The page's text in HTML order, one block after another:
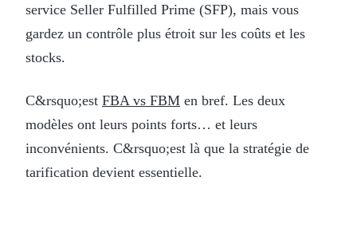
service Seller Fulfilled Prime (SFP), mais vous
gardez un contrôle plus étroit sur les coûts et les
stocks.
C&rsquo;est FBA vs FBM en bref. Les deux
modèles ont leurs points forts… et leurs
inconvénients. C&rsquo;est là que la stratégie de
tarification devient essentielle.